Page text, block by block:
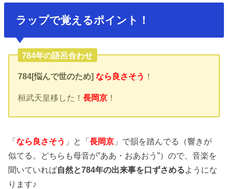
ラップで覚えるポイント！
784年の語呂合わせ
784[悩んで世のため]なら良さそう ！
桓武天皇移した！長岡京 ！
「なら良さそう 」と「長岡京 」で韻を踏んでる（響きが
似てる。どちらも母音が”ああ・おあおう”）ので、音楽を
聞いていれば自然と784年の出来事を口ずさめる ようにな
ります♪